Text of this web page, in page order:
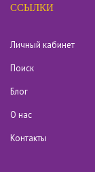
ССЫЛКИ
Личный кабинет
Поиск
Блог
О нас
Контакты